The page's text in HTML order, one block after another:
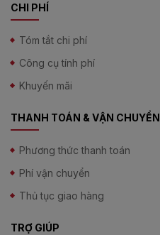
CHI PHÍ
Tóm tắt chi phí
Công cụ tính phí
Khuyến mãi
THANH TOÁN & VẬN CHUYỂN
Phương thức thanh toán
Phí vận chuyển
Thủ tục giao hàng
TRỢ GIÚP